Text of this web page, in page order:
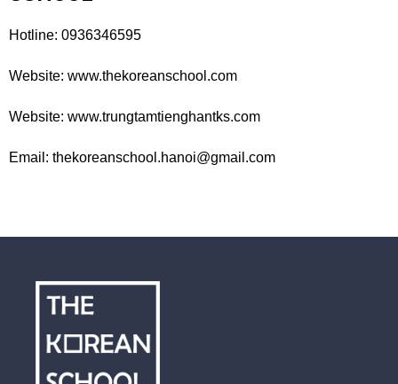
Hotline: 0936346595
Website: www.thekoreanschool.com
Website: www.trungtamtienghantks.com
Email: thekoreanschool.hanoi@gmail.com